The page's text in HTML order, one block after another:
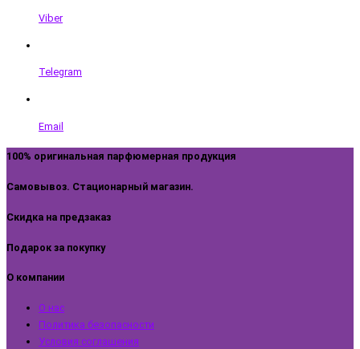
Viber
Telegram
Email
100% оригинальная парфюмерная продукция
Самовывоз. Стационарный магазин.
Скидка на предзаказ
Подарок за покупку
О компании
О нас
Политика безопасности
Условия соглашения